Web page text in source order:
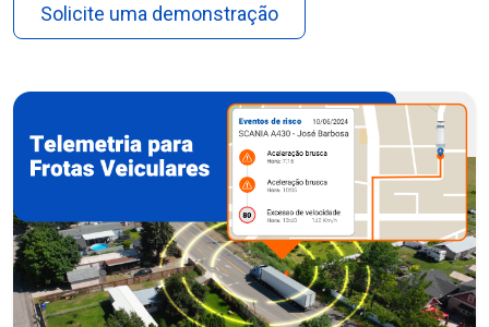
Solicite uma demonstração